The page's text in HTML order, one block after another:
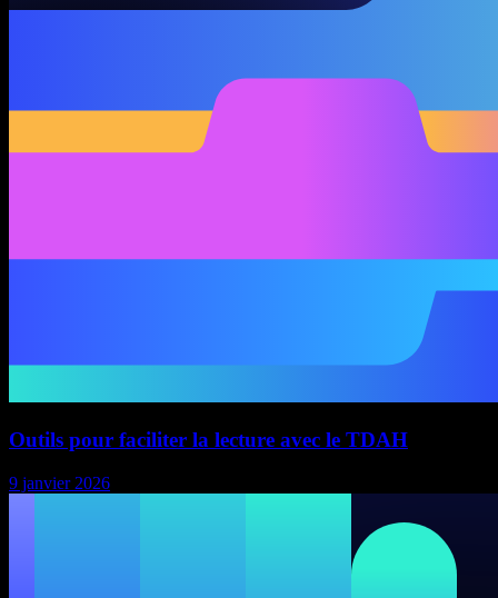
Outils pour faciliter la lecture avec le TDAH
9 janvier 2026